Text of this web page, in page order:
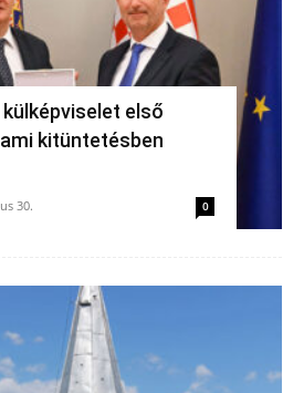
első
kitüntetésben
30. 0